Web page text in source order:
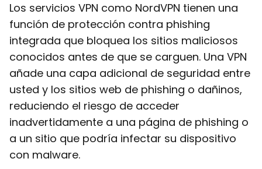
Los servicios VPN como NordVPN tienen una
función de protección contra phishing
integrada que bloquea los sitios maliciosos
conocidos antes de que se carguen. Una VPN
añade una capa adicional de seguridad entre
usted y los sitios web de phishing o dañinos,
reduciendo el riesgo de acceder
inadvertidamente a una página de phishing o
a un sitio que podría infectar su dispositivo
con malware.